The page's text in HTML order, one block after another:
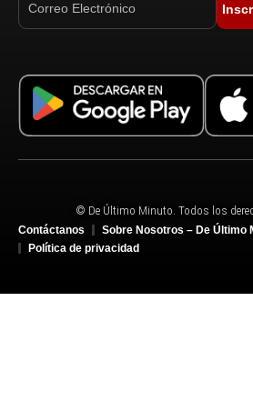
© De Último Minuto. Todos los
Contáctanos
Sobre Nosotros – De Último
Política de privacidad